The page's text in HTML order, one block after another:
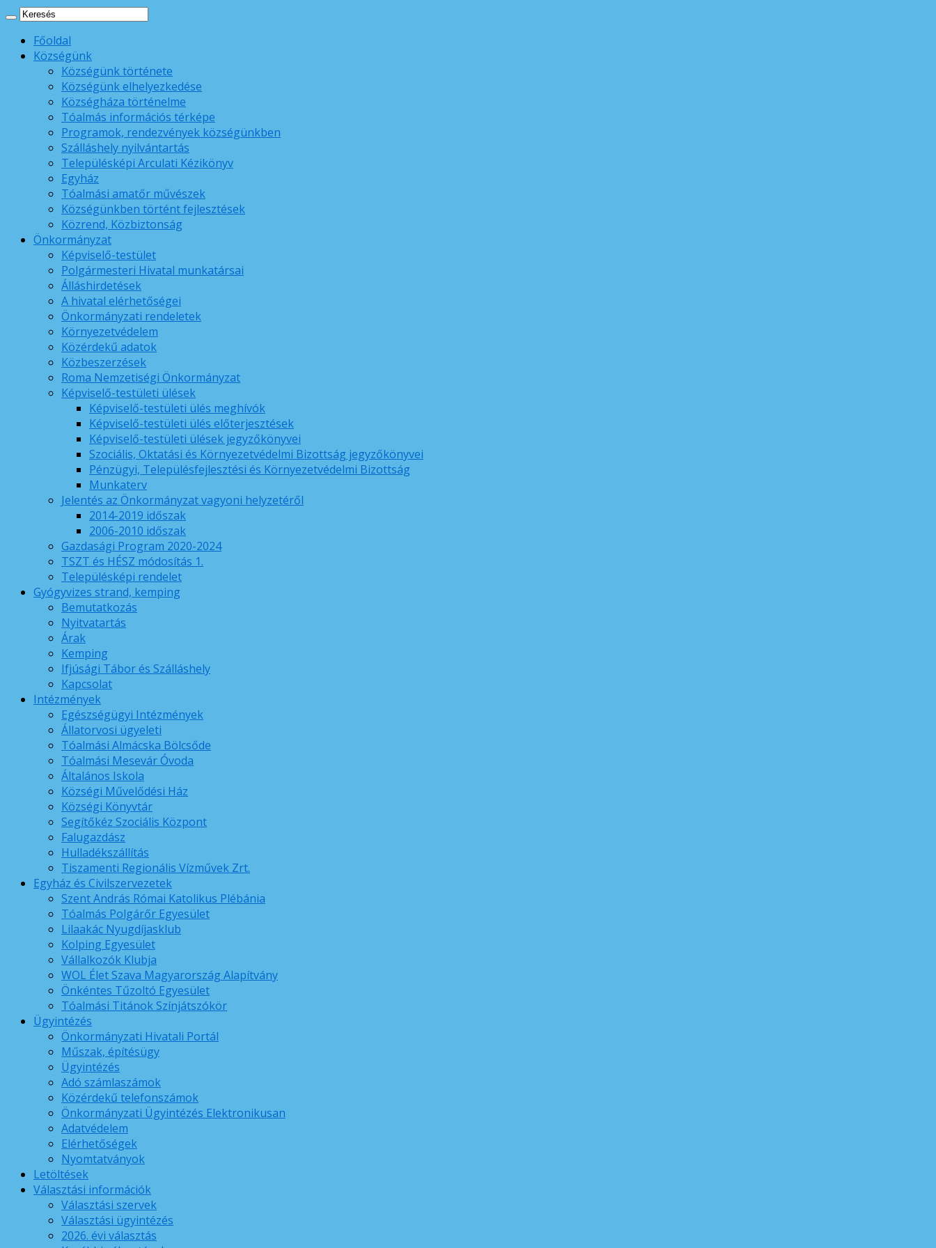
Főoldal
Községünk
Községünk története
Községünk elhelyezkedése
Községháza történelme
Tóalmás információs térképe
Programok, rendezvények községünkben
Szálláshely nyilvántartás
Településképi Arculati Kézikönyv
Egyház
Tóalmási amatőr művészek
Községünkben történt fejlesztések
Közrend, Közbiztonság
Önkormányzat
Képviselő-testület
Polgármesteri Hivatal munkatársai
Álláshirdetések
A hivatal elérhetőségei
Önkormányzati rendeletek
Környezetvédelem
Közérdekű adatok
Közbeszerzések
Roma Nemzetiségi Önkormányzat
Képviselő-testületi ülések
Képviselő-testületi ülés meghívók
Képviselő-testületi ülés előterjesztések
Képviselő-testületi ülések jegyzőkönyvei
Szociális, Oktatási és Környezetvédelmi Bizottság jegyzőkönyvei
Pénzügyi, Településfejlesztési és Környezetvédelmi Bizottság
Munkaterv
Jelentés az Önkormányzat vagyoni helyzetéről
2014-2019 időszak
2006-2010 időszak
Gazdasági Program 2020-2024
TSZT és HÉSZ módosítás 1.
Településképi rendelet
Gyógyvizes strand, kemping
Bemutatkozás
Nyitvatartás
Árak
Kemping
Ifjúsági Tábor és Szálláshely
Kapcsolat
Intézmények
Egészségügyi Intézmények
Állatorvosi ügyeleti
Tóalmási Almácska Bölcsőde
Tóalmási Mesevár Óvoda
Általános Iskola
Községi Művelődési Ház
Községi Könyvtár
Segítőkéz Szociális Központ
Falugazdász
Hulladékszállítás
Tiszamenti Regionális Vízművek Zrt.
Egyház és Civilszervezetek
Szent András Római Katolikus Plébánia
Tóalmás Polgárőr Egyesület
Lilaakác Nyugdíjasklub
Kolping Egyesület
Vállalkozók Klubja
WOL Élet Szava Magyarország Alapítvány
Önkéntes Tűzoltó Egyesület
Tóalmási Titánok Színjátszókör
Ügyintézés
Önkormányzati Hivatali Portál
Műszak, építésügy
Ügyintézés
Adó számlaszámok
Közérdekű telefonszámok
Önkormányzati Ügyintézés Elektronikusan
Adatvédelem
Elérhetőségek
Nyomtatványok
Letöltések
Választási információk
Választási szervek
Választási ügyintézés
2026. évi választás